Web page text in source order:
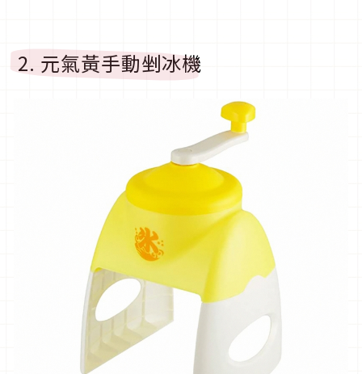
2. 元氣黃手動剉冰機